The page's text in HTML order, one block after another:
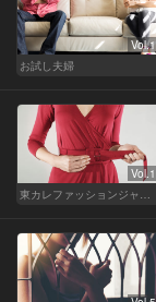
Vol.1
お試し夫婦
Vol.1